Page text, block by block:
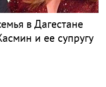
в Дагестане
и ее супругу